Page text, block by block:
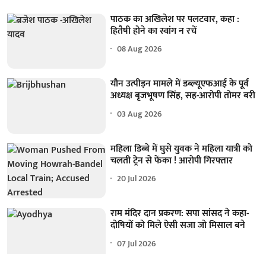
पाठक का अखिलेश पर पलटवार, कहा :
हितैषी होने का स्वांग न रचें
08 Aug 2026
यौन उत्पीड़न मामले में डब्ल्यूएफआई के पूर्व
अध्यक्ष बृजभूषण सिंह, सह-आरोपी तोमर बरी
03 Aug 2026
महिला डिब्बे में घुसे युवक ने महिला यात्री को
चलती ट्रेन से फेंका ! आरोपी गिरफ्तार
20 Jul 2026
राम मंदिर दान प्रकरण: सपा सांसद ने कहा-
दोषियों को मिले ऐसी सजा जो मिसाल बने
07 Jul 2026